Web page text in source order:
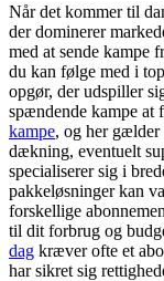
Når det kommer til
der dominerer
med at sende kampe
du kan følge med i
opgør, der udspiller
spændende kampe at
kampe, og her gælder
dækning, eventuelt
specialiserer sig i
pakkeløsninger kan
forskellige
til dit forbrug og
dag kræver ofte et
har sikret sig